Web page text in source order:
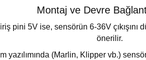
Montaj ve Devre
pini 5V ise, sensörün 6-36V
önerilir.
yazılımında (Marlin, Klipper vb.)